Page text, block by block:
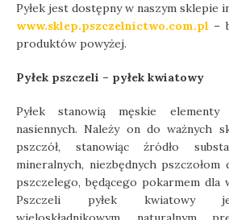
Pyłek jest dostępny w naszym sklepie
www.sklep.pszczelnictwo.com.pl –
produktów powyżej.
Pyłek pszczeli – pyłek kwiatowy
Pyłek stanowią męskie
nasiennych. Należy on do ważnych
pszczół, stanowiąc źródło
mineralnych, niezbędnych
pszczelego, będącego pokarmem dla
Pszczeli pyłek kwiatowy